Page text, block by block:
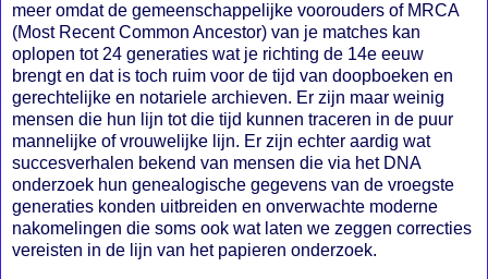
meer omdat de gemeenschappelijke voorouders of MRCA
(Most Recent Common Ancestor) van je matches kan
oplopen tot 24 generaties wat je richting de 14e eeuw
brengt en dat is toch ruim voor de tijd van doopboeken en
gerechtelijke en notariele archieven. Er zijn maar weinig
mensen die hun lijn tot die tijd kunnen traceren in de puur
mannelijke of vrouwelijke lijn. Er zijn echter aardig wat
succesverhalen bekend van mensen die via het DNA
onderzoek hun genealogische gegevens van de vroegste
generaties konden uitbreiden en onverwachte moderne
nakomelingen die soms ook wat laten we zeggen correcties
vereisten in de lijn van het papieren onderzoek.